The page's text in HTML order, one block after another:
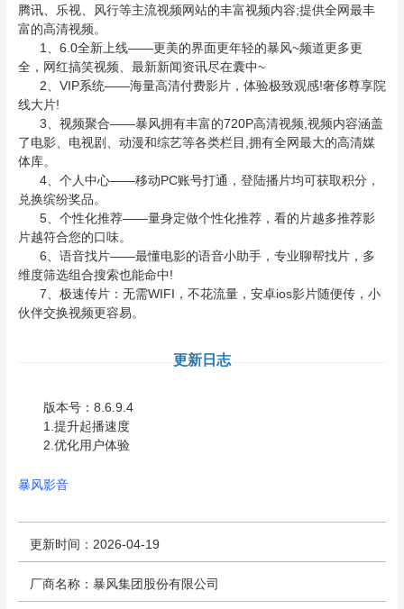
腾讯、乐视、风行等主流视频网站的丰富视频内容;提供全网最丰
富的高清视频。
1、6.0全新上线——更美的界面更年轻的暴风~频道更多更
全，网红搞笑视频、最新新闻资讯尽在囊中~
2、VIP系统——海量高清付费影片，体验极致观感!奢侈尊享院
线大片!
3、视频聚合——暴风拥有丰富的720P高清视频,视频内容涵盖
了电影、电视剧、动漫和综艺等各类栏目,拥有全网最大的高清媒
体库。
4、个人中心——移动PC账号打通，登陆播片均可获取积分，
兑换缤纷奖品。
5、个性化推荐——量身定做个性化推荐，看的片越多推荐影
片越符合您的口味。
6、语音找片——最懂电影的语音小助手，专业聊帮找片，多
维度筛选组合搜索也能命中!
7、极速传片：无需WIFI，不花流量，安卓ios影片随便传，小
伙伴交换视频更容易。
更新日志
版本号：8.6.9.4
1.提升起播速度
2.优化用户体验
暴风影音
更新时间：2026-04-19
厂商名称：暴风集团股份有限公司